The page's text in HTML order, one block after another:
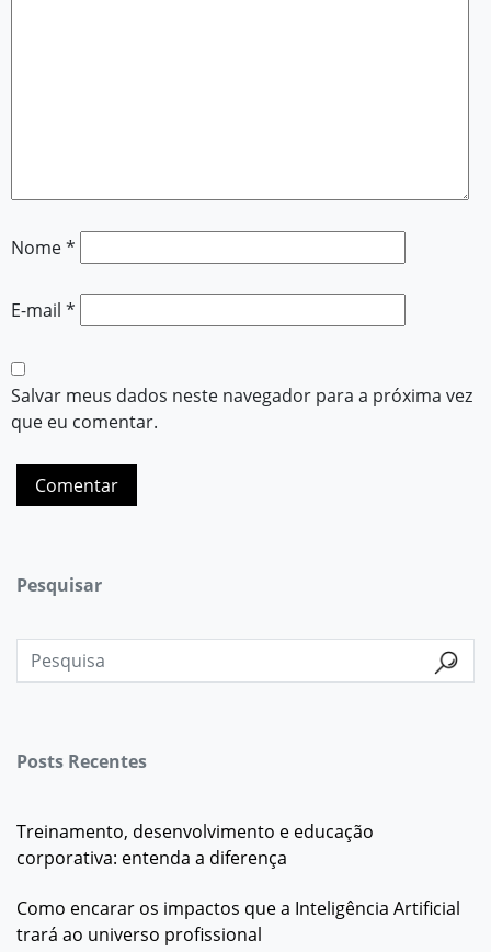
Nome*
E-mail *
Salvar meus dados neste navegador para a próxima vez
que eu comentar.
Pesquisar
Posts Recentes
Treinamento, desenvolvimento e educação
corporativa: entenda a diferença
Como encarar os impactos que a Inteligência Artificial
trará ao universo profissional